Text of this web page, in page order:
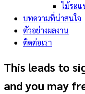
ไม้ระแ
บทความที่น่าสนใจ
ตัวอย่างผลงาน
ติดต่อเรา
This leads to
and you may